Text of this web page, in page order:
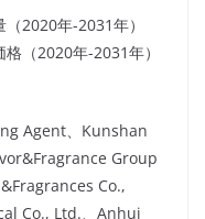
2020年-2031年）
（2020年-2031年）
Agent、Kunshan
Group
Co.,
Co., Ltd.、Anhui